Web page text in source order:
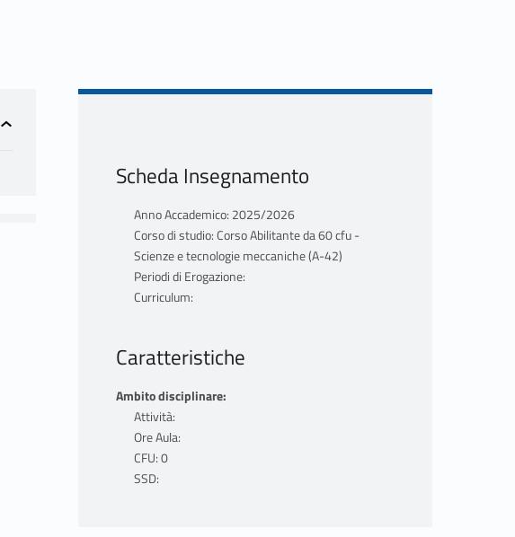
Scheda Insegnamento
Anno Accademico: 2025/2026
Corso di studio: Corso Abilitante da 60 cfu -
Scienze e tecnologie meccaniche (A-42)
Periodi di Erogazione:
Curriculum:
Caratteristiche
Ambito disciplinare:
Attività:
Ore Aula:
CFU: 0
SSD: